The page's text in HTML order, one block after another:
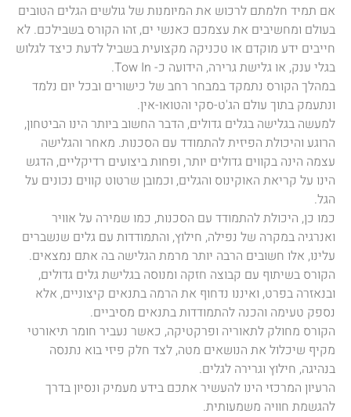
אם תמיד חלמתם לרכוש את המיומנות של גולשים הגלים הטובים
בעולם ומחשיבים את עצמכם כאנשי ים, זהו הקורס בשבילכם. לא
חייבים ידע מוקדם או טכניקה מקצועית בשביל לדעת כיצד לגלוש
בגלי ענק, או גלישת גרירה, הידועה כ- Tow In.
במהלך הקורס נתמקד במבחר רחב של כישורים ובכל יום נלמד
ונתעמק בתוך עולם הג'ט-סקי והטואו-אין.
למעשה בגלישה בגלים גדולים, הדבר החשוב ביותר הינו הביטחון,
הרוגע והיכולת הפיזית להתמודד עם הסכנות. מאחר והגלישה
עצמה הינה בקווים גדולים יותר, ופחות ביצועים רדיקליים, הדגש
הינו על קריאת האוקינוס והגלים, וכמובן שרטוט קווים נכונים על
הגל.
כמו כן, היכולת להתמודד עם הסכנות, כמו שמירה על אוויר
ואנרגיה במקרה של נפילה, חילוץ, והתמודדות עם גלים שנשברים
עלינו, אלו חשובים הרבה יותר מרמת הגלישה בה אתם נמצאים.
הקורס בשיתוף עם קבוצה חזקה ומנוסה בגלישת גלים גדולים,
ובנאזרה בפרט, ואיננו נדחוף את הרמה בתנאים קיצוניים, אלא
נספק טעימה והכנה להתמודדות בתנאים מסיביים.
הקורס מחולק לתאוריה ופרקטיקה, כאשר נעביר חומר תיאורטי
מקיף שיכלול את הנושאים מטה, לצד חלק פיזי בוא נתנסה
בנהיגה, חילוץ וגרירה לגלים.
הרעיון המרכזי הינו להעשיר אתכם בידע מעמיק ונסיון בדרך
להגשמת חוויה משמעותית.